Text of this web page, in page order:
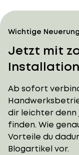
Wichtige
Jetzt mit
Ab sofort
dir leichter denn
finden. Wie
Vorteile du
Blogartikel vor.